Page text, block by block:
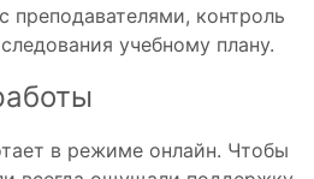
преподавателями, контроль
учебному плану.
в режиме онлайн. Чтобы